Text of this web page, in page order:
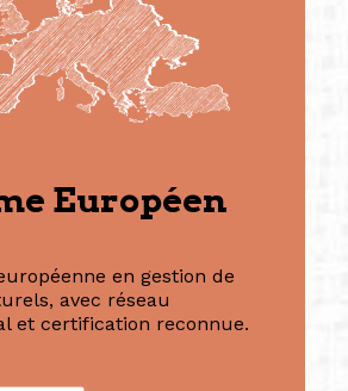
Européen
en gestion de
avec réseau
et certification reconnue.